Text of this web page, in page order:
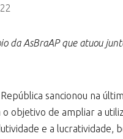
da AsBraAP que atuou
sancionou na
o objetivo de ampliar a
e a lucratividade,